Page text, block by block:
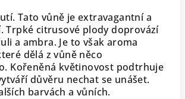
Tato vůně je extravagantní a
Trpké citrusové plody doprovází
a ambra. Je to však aroma
dělá z vůně něco
Kořeněná květinovost podtrhuje
důvěru nechat se unášet.
barvách a vůních.